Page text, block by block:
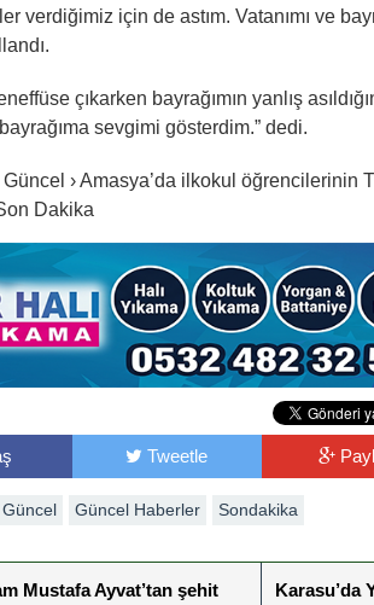
verdiğimiz için de astım. Vatanımı ve
çıkarken bayrağımın yanlış
sevgimi gösterdim.” dedi.
› Amasya’da ilkokul öğrencilerinin
Dakika
Tweetle
Güncel Güncel Haberler Sondakika
Mustafa Ayvat’tan şehit
Karasu’da